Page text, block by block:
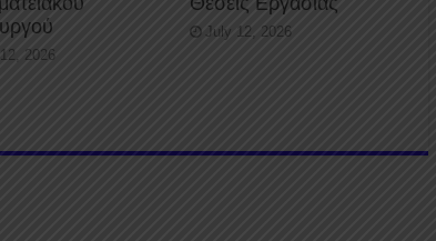
2026
July 12, 2026